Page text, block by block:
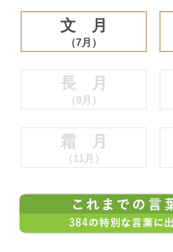
文 月
（7月）
長 月
（9月）
霜 月
（11月）